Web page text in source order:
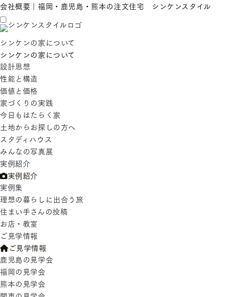
会社概要｜福岡・鹿児島・熊本の注文住宅 シンケンスタイル
シンケンの家について
シンケンの家について
設計思想
性能と構造
価値と価格
家づくりの実践
今日もはたらく家
土地からお探しの方へ
スタディハウス
みんなの写真展
実例紹介
実例紹介
実例集
理想の暮らしに出合う旅
住まい手さんの投稿
お店・教室
ご見学情報
ご見学情報
鹿児島の見学会
福岡の見学会
熊本の見学会